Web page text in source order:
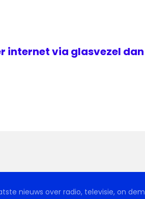
internet via glasvezel
nieuws over radio, televisie, on